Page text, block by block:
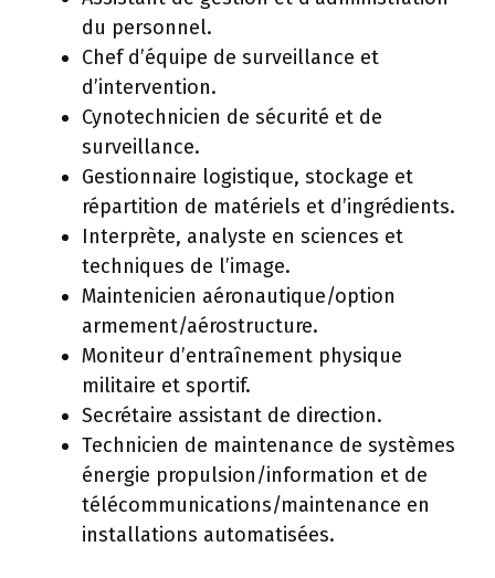
du personnel.
Chef d’équipe de surveillance et
d’intervention.
Cynotechnicien de sécurité et de
surveillance.
Gestionnaire logistique, stockage et
répartition de matériels et d’ingrédients.
Interprète, analyste en sciences et
techniques de l’image.
Maintenicien aéronautique/option
armement/aérostructure.
Moniteur d’entraînement physique
militaire et sportif.
Secrétaire assistant de direction.
Technicien de maintenance de systèmes
énergie propulsion/information et de
télécommunications/maintenance en
installations automatisées.